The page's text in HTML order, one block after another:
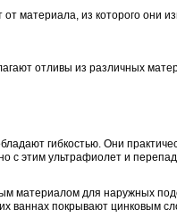
материала, из которого они
отливы из различных
гибкостью. Они
с этим ультрафиолет и
материалом для наружных
ваннах покрывают цинковым